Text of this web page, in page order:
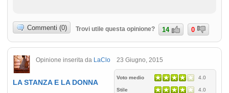
Commenti (0) Trovi utile questa opinione? 14 0
Opinione inserita da LaClo 23 Giugno, 2015
Voto medio 4.0
Stile 4.0
LA STANZA E LA DONNA